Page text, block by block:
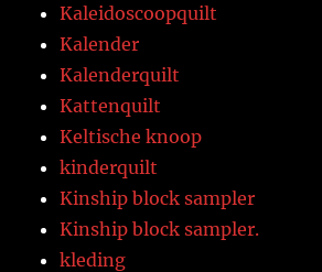
Kaleidoscoopquilt
Kalender
Kalenderquilt
Kattenquilt
Keltische knoop
kinderquilt
Kinship block sampler
Kinship block sampler.
kleding